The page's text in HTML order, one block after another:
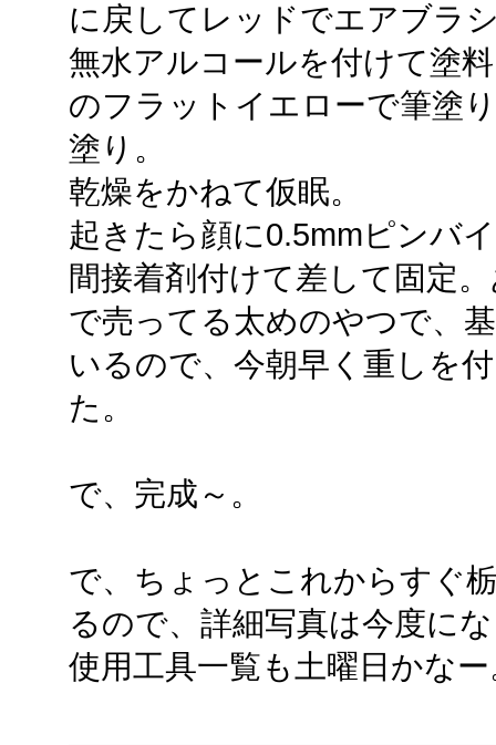
に戻してレッドでエアブラ
無水アルコールを付けて塗
のフラットイエローで筆塗
塗り。
乾燥をかねて仮眠。
起きたら顔に0.5mmピンバ
間接着剤付けて差して固定
で売ってる太めのやつで、
いるので、今朝早く重しを
た。
で、完成～。
で、ちょっとこれからすぐ
るので、詳細写真は今度に
使用工具一覧も土曜日かなー